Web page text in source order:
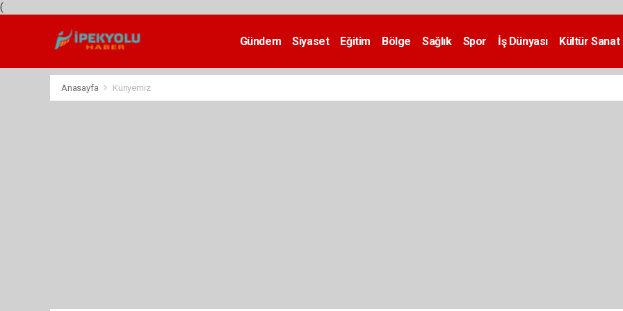
(
Gündem Siyaset Eğitim Bölge Sağlık Spor İş Dünyası Kültür Sanat
Anasayfa Künyemiz